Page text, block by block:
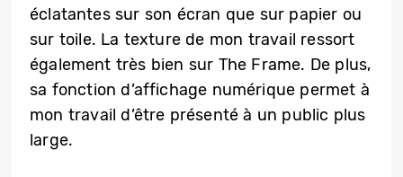
éclatantes sur son écran que sur papier ou
sur toile. La texture de mon travail ressort
également très bien sur The Frame. De plus,
sa fonction d’affichage numérique permet à
mon travail d’être présenté à un public plus
large.